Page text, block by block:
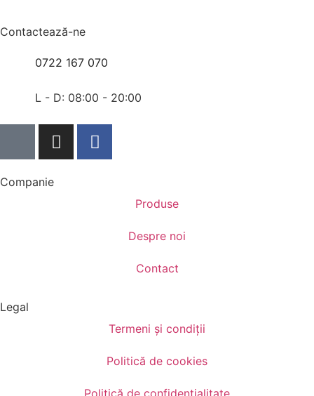
Contactează-ne
0722 167 070
L - D: 08:00 - 20:00
Companie
Produse
Despre noi
Contact
Legal
Termeni și condiții
Politică de cookies